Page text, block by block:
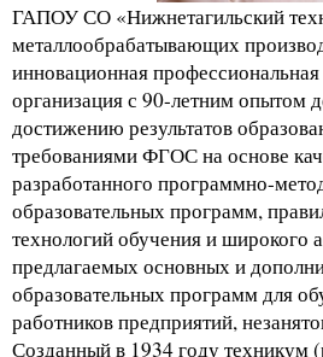
ГАПОУ СО «Нижнетагильский
металлообрабатывающих
инновационная профессиональная
организация с 90-летним опытом
достижению результатов
требованиями ФГОС на основе
разработанного программно-
образовательных программ,
технологий обучения и широкого
предлагаемых основных и
образовательных программ для
работников предприятий,
Созданный в 1934 году техникум